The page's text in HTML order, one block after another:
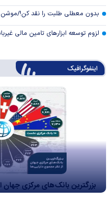
بدون معطلی طلبت را نقد کن!/موشن
لزوم توسعه ابزارهای تامین مالی
اینفوگرافیک
بزرگترین بانک‌های مرکزی جهان